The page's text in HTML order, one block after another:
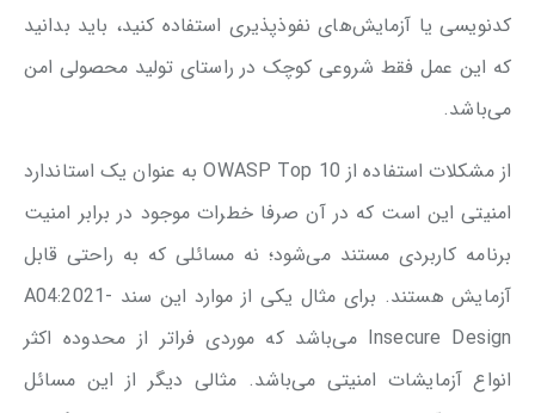
کدنویسی یا آزمایش‌های نفوذپذیری استفاده کنید، باید بدانید
که این عمل فقط شروعی کوچک در راستای تولید محصولی امن
می‌باشد.
از مشکلات استفاده از OWASP Top 10 به عنوان یک استاندارد
امنیتی این است که در آن صرفا خطرات موجود در برابر امنیت
برنامه کاربردی مستند می‌شود؛ نه مسائلی که به راحتی قابل
آزمایش هستند. برای مثال یکی از موارد این سند A04:2021-
Insecure Design می‌باشد که موردی فراتر از محدوده اکثر
انواع آزمایشات امنیتی می‌باشد. مثالی دیگر از این مسائل